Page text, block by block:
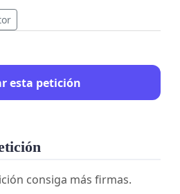
esta petición
consiga más firmas.